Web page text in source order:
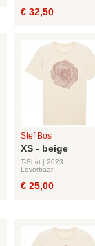
€ 32,50
Stef Bos
XS - beige
T-Shirt | 2023
Leverbaar
€ 25,00